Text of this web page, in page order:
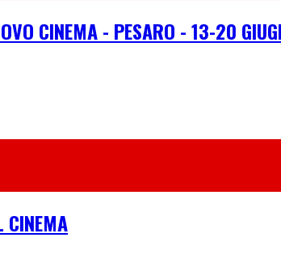
CINEMA - PESARO - 13-20
CINEMA